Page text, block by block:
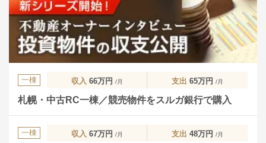
一棟 収入 66万円 /月 支出 65万円 /月
札幌・中古RC一棟／競売物件をスルガ銀行で購入
一棟 収入 67万円 /月 支出 48万円 /月